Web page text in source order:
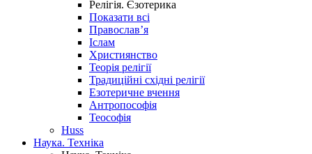
Релігія. Єзотерика
Показати всі
Православ’я
Іслам
Християнство
Теорія релігії
Традиційні східні релігії
Езотеричне вчення
Антропософія
Теософія
Huss
Наука. Техніка